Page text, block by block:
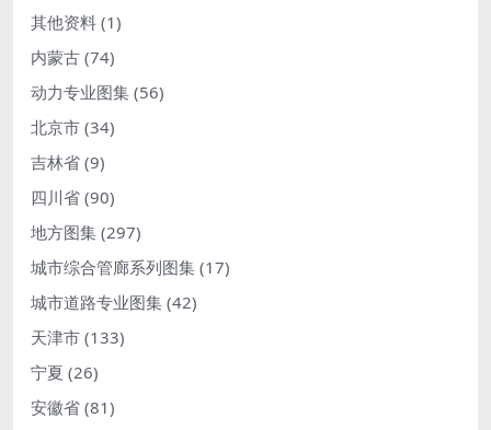
其他资料 (1)
内蒙古 (74)
动力专业图集 (56)
北京市 (34)
吉林省 (9)
四川省 (90)
地方图集 (297)
城市综合管廊系列图集 (17)
城市道路专业图集 (42)
天津市 (133)
宁夏 (26)
安徽省 (81)